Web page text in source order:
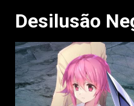
Desilusão